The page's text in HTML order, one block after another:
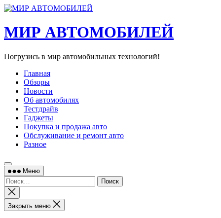
Перейти
содержимому
МИР АВТОМОБИЛЕЙ
Погрузись в мир автомобильных технологий!
Главная
Обзоры
Новости
Об автомобилях
Тестдрайв
Гаджеты
Покупка и продажа авто
Обслуживание и ремонт авто
Разное
Меню
Найти:
Закрыть
поиск
Закрыть меню